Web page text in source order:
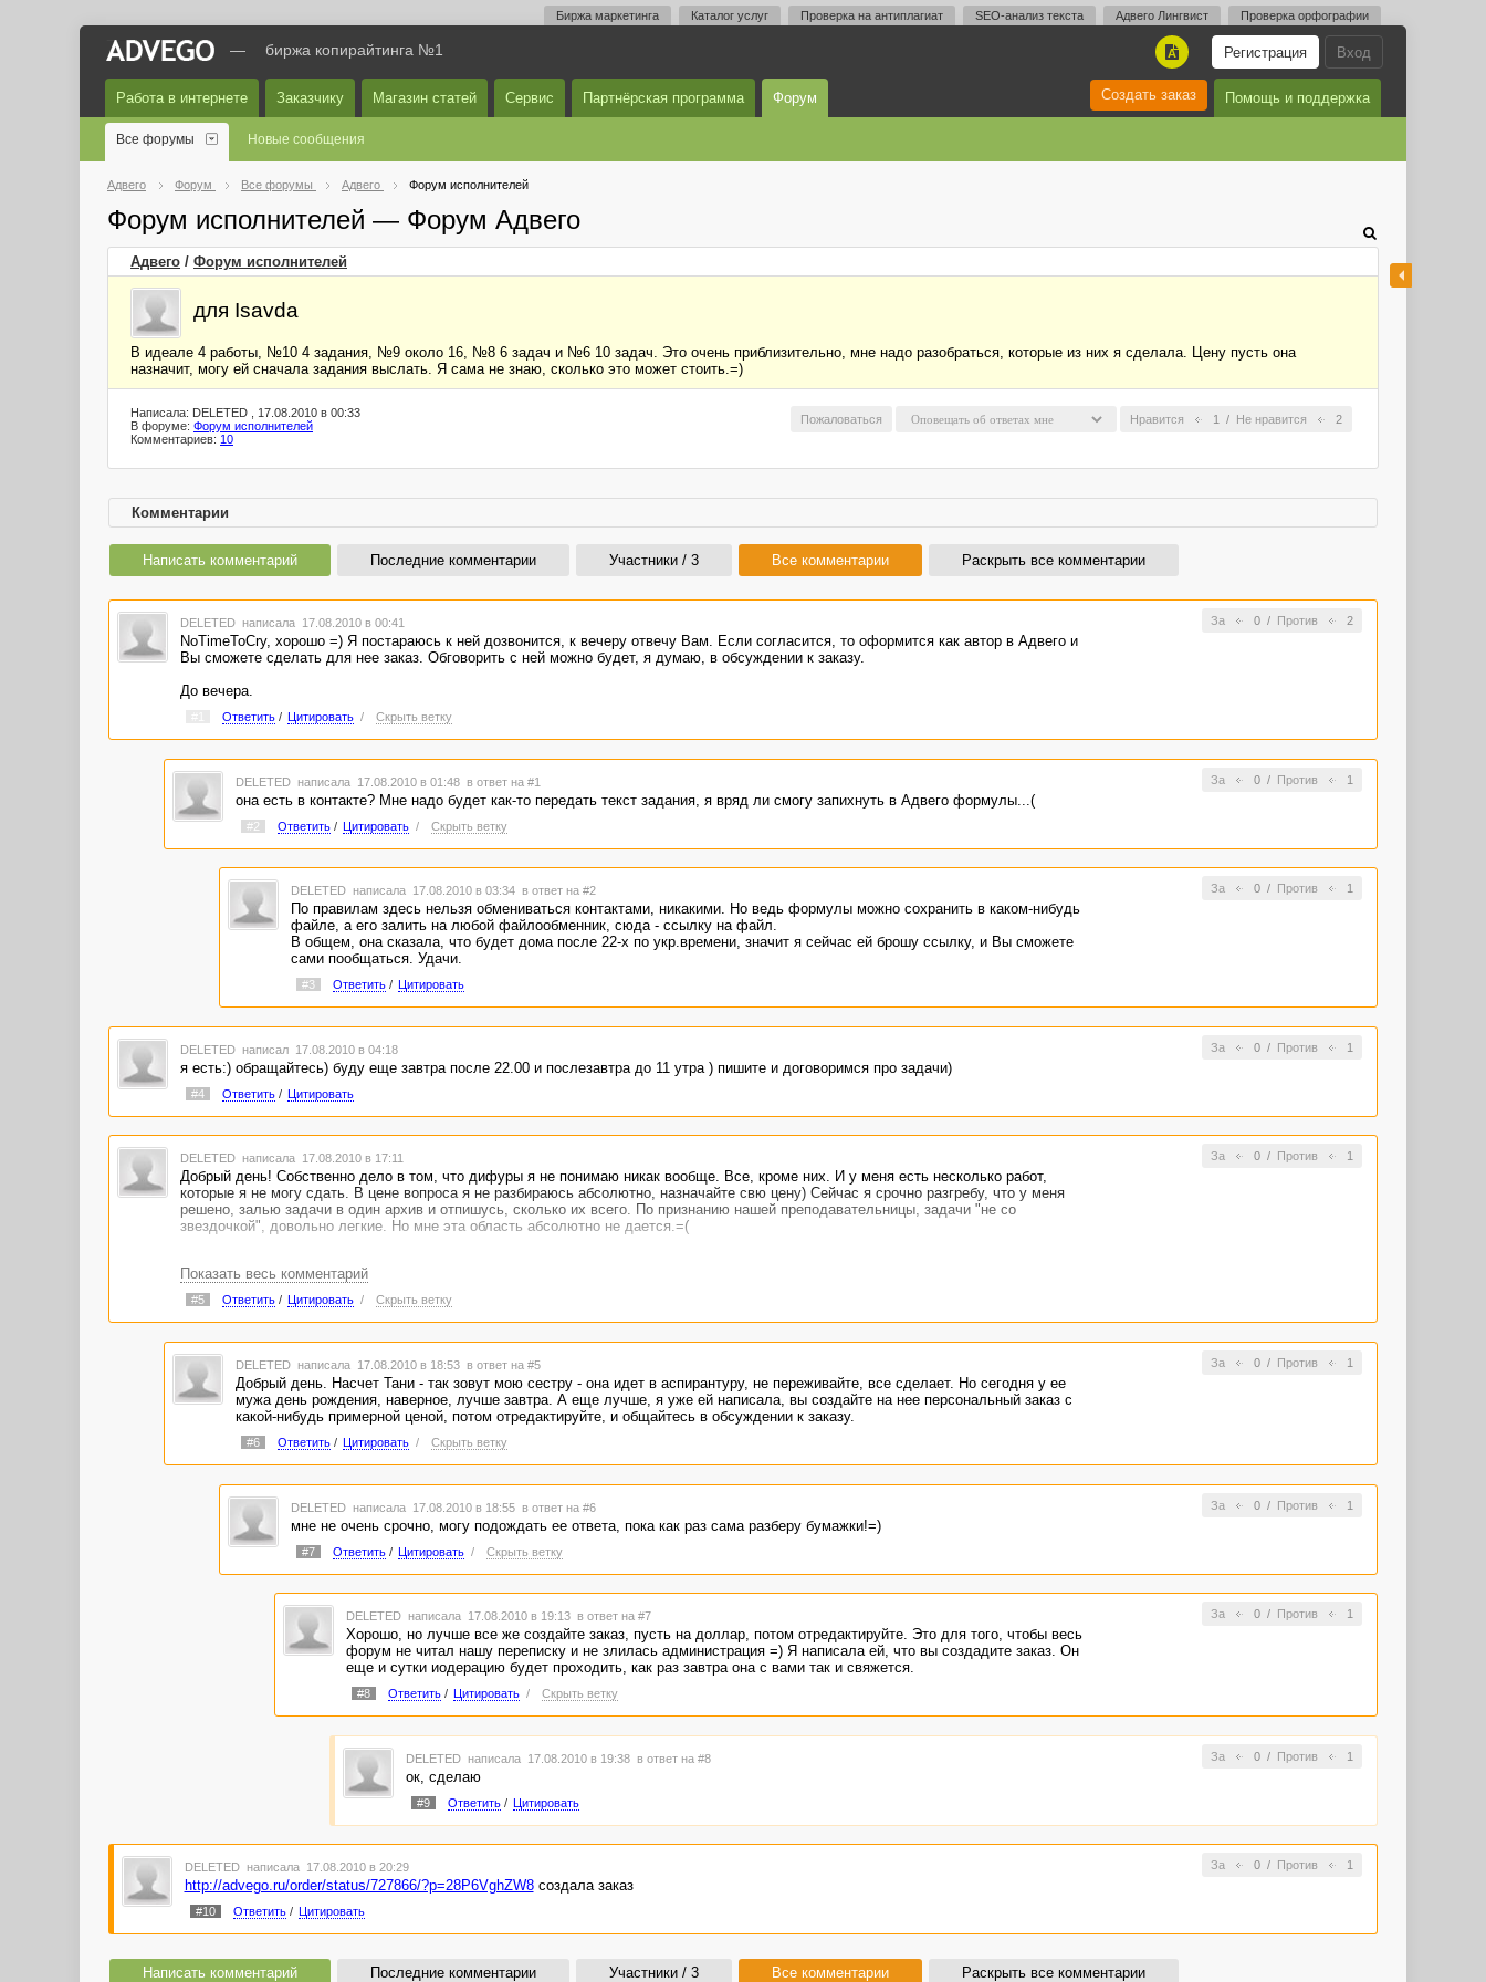
Биржа маркетинга Каталог услуг Проверка на антиплагиат SEO-анализ текста Адвего Лингвист Проверка орфографии
Вход
Регистрация
A
— биржа копирайтинга №1
Работа в интернете Заказчику Магазин статей Сервис Партнёрская программа Форум Помощь и поддержка
Создать заказ
Все форумы Новые сообщения
Адвего Форум Все форумы Адвего Форум исполнителей
Форум исполнителей — Форум Адвего
Адвего / Форум исполнителей
для Isavda
В идеале 4 работы, №10 4 задания, №9 около 16, №8 6 задач и №6 10 задач. Это очень приблизительно, мне надо разобраться, которые из них я сделала. Цену пусть она
назначит, могу ей сначала задания выслать. Я сама не знаю, сколько это может стоить.=)
Нравится 1 / Не нравится 2
Пожаловаться
Написала: DELETED , 17.08.2010 в 00:33
В форуме: Форум исполнителей
Комментариев: 10
Комментарии
Написать комментарий Последние комментарии Участники / 3 Все комментарии Раскрыть все комментарии
За 0/ Против 2
DELETED написала 17.08.2010 в 00:41
NoTimeToCry, хорошо =) Я постараюсь к ней дозвонится, к вечеру отвечу Вам. Если согласится, то оформится как автор в Адвего и
Вы сможете сделать для нее заказ. Обговорить с ней можно будет, я думаю, в обсуждении к заказу.
До вечера.
Ответить/ Цитировать / Скрыть ветку
За 0/ Против 1
DELETED написала 17.08.2010 в 01:48 в ответ на #1
она есть в контакте? Мне надо будет как-то передать текст задания, я вряд ли смогу запихнуть в Адвего формулы...(
#2 Ответить/ Цитировать / Скрыть ветку
За 0/ Против 1
DELETED написала 17.08.2010 в 03:34 в ответ на #2
По правилам здесь нельзя обмениваться контактами, никакими. Но ведь формулы можно сохранить в каком-нибудь
файле, а его залить на любой файлообменник, сюда - ссылку на файл.
В общем, она сказала, что будет дома после 22-х по укр.времени, значит я сейчас ей брошу ссылку, и Вы сможете
сами пообщаться. Удачи.
#3 Ответить/ Цитировать
За 0/ Против 1
DELETED написал 17.08.2010 в 04:18
я есть:) обращайтесь) буду еще завтра после 22.00 и послезавтра до 11 утра ) пишите и договоримся про задачи)
#4 Ответить/ Цитировать
За 0/ Против 1
DELETED написала 17.08.2010 в 17:11
Добрый день! Собственно дело в том, что дифуры я не понимаю никак вообще. Все, кроме них. И у меня есть несколько работ,
которые я не могу сдать. В цене вопроса я не разбираюсь абсолютно, назначайте свю цену) Сейчас я срочно разгребу, что у меня
решено, залью задачи в один архив и отпишусь, сколько их всего. По признанию нашей преподавательницы, задачи "не со
звездочкой", довольно легкие. Но мне эта область абсолютно не дается.=(
Показать весь комментарий
#5 Ответить/ Цитировать / Скрыть ветку
За 0/ Против 1
DELETED написала 17.08.2010 в 18:53 в ответ на #5
Добрый день. Насчет Тани - так зовут мою сестру - она идет в аспирантуру, не переживайте, все сделает. Но сегодня у ее
мужа день рождения, наверное, лучше завтра. А еще лучше, я уже ей написала, вы создайте на нее персональный заказ с
какой-нибудь примерной ценой, потом отредактируйте, и общайтесь в обсуждении к заказу.
#6 Ответить/ Цитировать / Скрыть ветку
За 0/ Против 1
DELETED написала 17.08.2010 в 18:55 в ответ на #6
мне не очень срочно, могу подождать ее ответа, пока как раз сама разберу бумажки!=)
#7 Ответить/ Цитировать / Скрыть ветку
За 0/ Против 1
DELETED написала 17.08.2010 в 19:13 в ответ на #7
Хорошо, но лучше все же создайте заказ, пусть на доллар, потом отредактируйте. Это для того, чтобы весь
форум не читал нашу переписку и не злилась администрация =) Я написала ей, что вы создадите заказ. Он
еще и сутки иодерацию будет проходить, как раз завтра она с вами так и свяжется.
#8 Ответить/ Цитировать / Скрыть ветку
За 0/ Против 1
DELETED написала 17.08.2010 в 19:38 в ответ на #8
ок, сделаю
#9 Ответить/ Цитировать
За 0/ Против 1
DELETED написала 17.08.2010 в 20:29
http://advego.ru/order/status/727866/?p=28P6VghZW8создала заказ
#10 Ответить/ Цитировать
Написать комментарий Последние комментарии Участники / 3 Все комментарии Раскрыть все комментарии